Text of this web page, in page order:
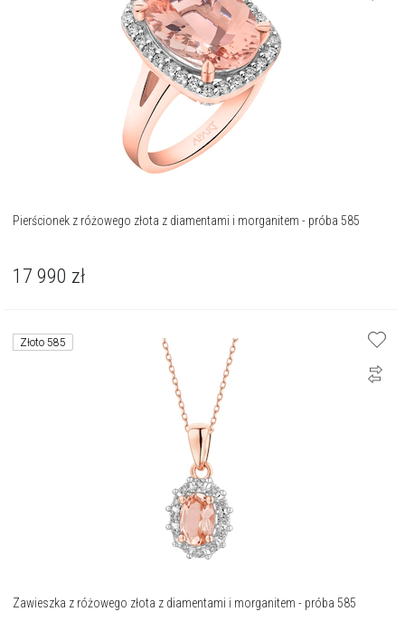
Pierścionek z różowego złota z diamentami i morganitem - próba 585
17 990 zł
Złoto 585
Zawieszka z różowego złota z diamentami i morganitem - próba 585